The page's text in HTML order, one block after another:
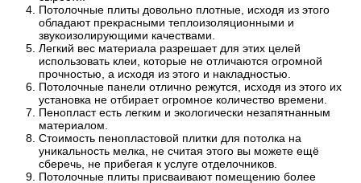
Потолочные плиты довольно плотные, исходя из этого
обладают прекрасными теплоизоляционными и
звукоизолирующими качествами.
Легкий вес материала разрешает для этих целей
использовать клеи, которые не отличаются огромной
прочностью, а исходя из этого и накладностью.
Потолочные панели отлично режутся, исходя из этого их
установка не отбирает огромное количество времени.
Пенопласт есть легким и экологически незапятнанным
материалом.
Стоимость пенопластовой плитки для потолка на
уникальность мелка, не считая этого вы можете ещё
сберечь, не прибегая к услуге отделочников.
Потолочные плиты присваивают помещению более